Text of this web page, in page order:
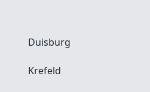
Duisburg
Krefeld